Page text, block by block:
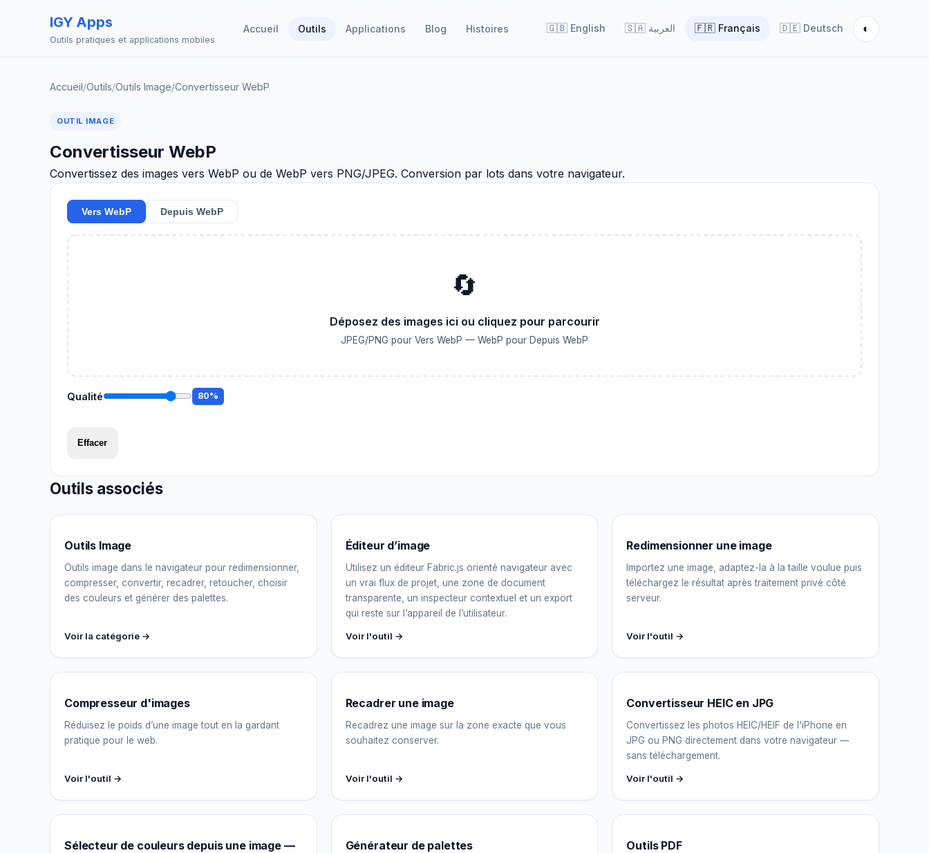
IGY Apps
Outils pratiques et applications mobiles
Accueil Outils Applications Blog Histoires 🇬🇧 English 🇸🇦 العربية 🇫🇷 Français 🇩🇪 Deutsch ◐
Accueil/Outils/Outils Image/Convertisseur WebP
OUTIL IMAGE
Convertisseur WebP
Convertissez des images vers WebP ou de WebP vers PNG/JPEG. Conversion par lots dans votre navigateur.
Vers WebP Depuis WebP
🔄
Déposez des images ici ou cliquez pour parcourir
JPEG/PNG pour Vers WebP — WebP pour Depuis WebP
Qualité 80%
Effacer
Outils associés
Outils Image
Outils image dans le navigateur pour redimensionner,
compresser, convertir, recadrer, retoucher, choisir
des couleurs et générer des palettes.
Voir la catégorie →
Éditeur d’image
Utilisez un éditeur Fabric.js orienté navigateur avec
un vrai flux de projet, une zone de document
transparente, un inspecteur contextuel et un export
qui reste sur l’appareil de l’utilisateur.
Voir l'outil →
Redimensionner une image
Importez une image, adaptez-la à la taille voulue puis
téléchargez le résultat après traitement privé côté
serveur.
Voir l'outil →
Compresseur d'images
Réduisez le poids d’une image tout en la gardant
pratique pour le web.
Voir l'outil →
Recadrer une image
Recadrez une image sur la zone exacte que vous
souhaitez conserver.
Voir l'outil →
Convertisseur HEIC en JPG
Convertissez les photos HEIC/HEIF de l'iPhone en
JPG ou PNG directement dans votre navigateur —
sans téléchargement.
Voir l'outil →
Sélecteur de couleurs depuis une image —
Générateur de palettes Outils PDF